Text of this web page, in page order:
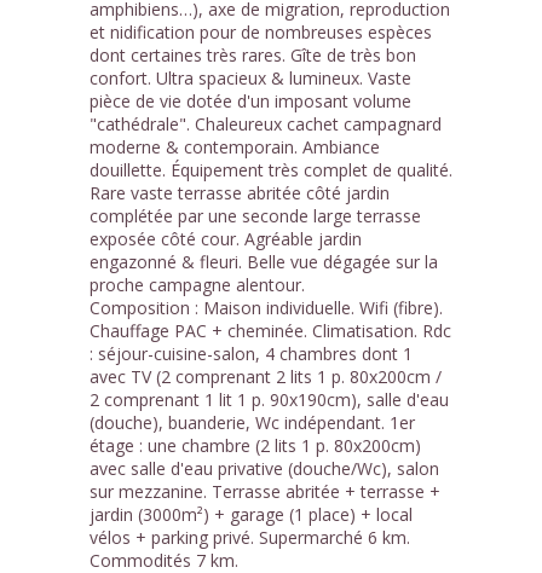
amphibiens…), axe de migration, reproduction
et nidification pour de nombreuses espèces
dont certaines très rares. Gîte de très bon
confort. Ultra spacieux & lumineux. Vaste
pièce de vie dotée d'un imposant volume
"cathédrale". Chaleureux cachet campagnard
moderne & contemporain. Ambiance
douillette. Équipement très complet de qualité.
Rare vaste terrasse abritée côté jardin
complétée par une seconde large terrasse
exposée côté cour. Agréable jardin
engazonné & fleuri. Belle vue dégagée sur la
proche campagne alentour.
Composition : Maison individuelle. Wifi (fibre).
Chauffage PAC + cheminée. Climatisation. Rdc
: séjour-cuisine-salon, 4 chambres dont 1
avec TV (2 comprenant 2 lits 1 p. 80x200cm /
2 comprenant 1 lit 1 p. 90x190cm), salle d'eau
(douche), buanderie, Wc indépendant. 1er
étage : une chambre (2 lits 1 p. 80x200cm)
avec salle d'eau privative (douche/Wc), salon
sur mezzanine. Terrasse abritée + terrasse +
jardin (3000m²) + garage (1 place) + local
vélos + parking privé. Supermarché 6 km.
Commodités 7 km.